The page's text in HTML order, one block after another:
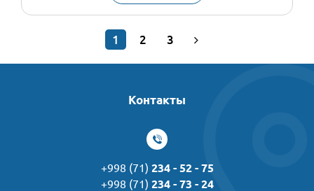
1 2 3
Контакты
+998 (71) 234 - 52 - 75
+998 (71) 234 - 73 - 24